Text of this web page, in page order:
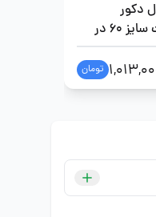
دکور
وینسنت قهوه ای A1 مات سایز 60 در
تومان